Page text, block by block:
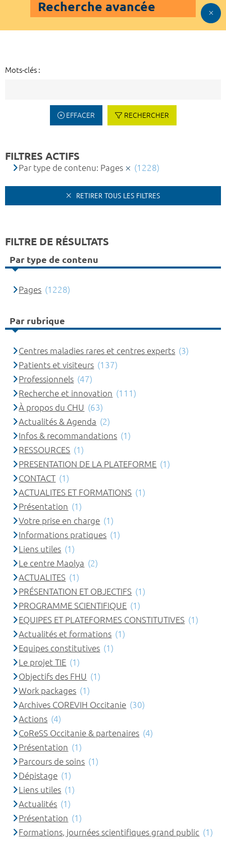
Recherche avancée
Mots-clés :
EFFACER RECHERCHER
FILTRES ACTIFS
Par type de contenu: Pages (1228)
RETIRER TOUS LES FILTRES
FILTRE DE RÉSULTATS
Par type de contenu
Pages (1228)
Par rubrique
Centres maladies rares et centres experts (3)
Patients et visiteurs (137)
Professionnels (47)
Recherche et innovation (111)
À propos du CHU (63)
Actualités & Agenda (2)
Infos & recommandations (1)
RESSOURCES (1)
PRESENTATION DE LA PLATEFORME (1)
CONTACT (1)
ACTUALITES ET FORMATIONS (1)
Présentation (1)
Votre prise en charge (1)
Informations pratiques (1)
Liens utiles (1)
Le centre Maolya (2)
ACTUALITES (1)
PRÉSENTATION ET OBJECTIFS (1)
PROGRAMME SCIENTIFIQUE (1)
EQUIPES ET PLATEFORMES CONSTITUTIVES (1)
Actualités et formations (1)
Equipes constitutives (1)
Le projet TIE (1)
Objectifs des FHU (1)
Work packages (1)
Archives COREVIH Occitanie (30)
Actions (4)
CoReSS Occitanie & partenaires (4)
Présentation (1)
Parcours de soins (1)
Dépistage (1)
Liens utiles (1)
Actualités (1)
Présentation (1)
Formations, journées scientifiques grand public (1)